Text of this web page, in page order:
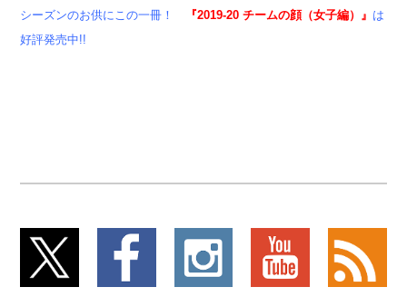
シーズンのお供にこの一冊！
『2019-20 チームの顔（女子編）』 は
好評発売中!!